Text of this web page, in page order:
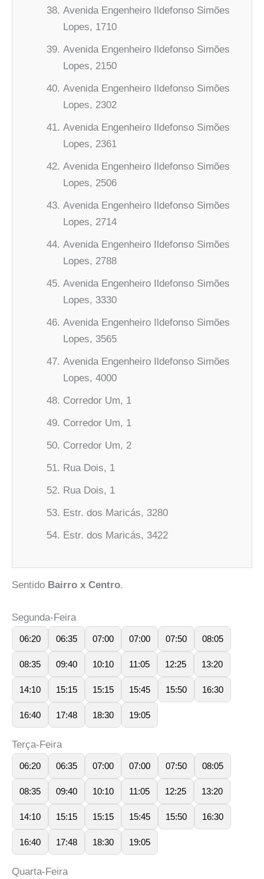
Avenida Engenheiro Ildefonso Simões
Lopes, 1710
Avenida Engenheiro Ildefonso Simões
Lopes, 2150
Avenida Engenheiro Ildefonso Simões
Lopes, 2302
Avenida Engenheiro Ildefonso Simões
Lopes, 2361
Avenida Engenheiro Ildefonso Simões
Lopes, 2506
Avenida Engenheiro Ildefonso Simões
Lopes, 2714
Avenida Engenheiro Ildefonso Simões
Lopes, 2788
Avenida Engenheiro Ildefonso Simões
Lopes, 3330
Avenida Engenheiro Ildefonso Simões
Lopes, 3565
Avenida Engenheiro Ildefonso Simões
Lopes, 4000
Corredor Um, 1
Corredor Um, 1
Corredor Um, 2
Rua Dois, 1
Rua Dois, 1
Estr. dos Maricás, 3280
Estr. dos Maricás, 3422
Sentido Bairro x Centro.
Segunda-Feira
06:20 06:35 07:00 07:00 07:50 08:05
08:35 09:40 10:10 11:05 12:25 13:20
14:10 15:15 15:15 15:45 15:50 16:30
16:40 17:48 18:30 19:05
Terça-Feira
06:20 06:35 07:00 07:00 07:50 08:05
08:35 09:40 10:10 11:05 12:25 13:20
14:10 15:15 15:15 15:45 15:50 16:30
16:40 17:48 18:30 19:05
Quarta-Feira